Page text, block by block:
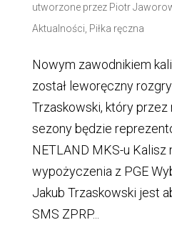
utworzone przez Piotr
Aktualności Piłka ręczna
Nowym zawodnikiem
został leworęczny
Trzaskowski, który przez
sezony będzie
NETLAND MKS-u Kalisz
wypożyczenia z PGE
Jakub Trzaskowski jest
SMS ZPRP...